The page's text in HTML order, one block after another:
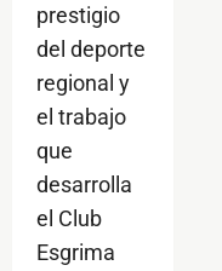
prestigio
del deporte
regional y
el trabajo
que
desarrolla
el Club
Esgrima